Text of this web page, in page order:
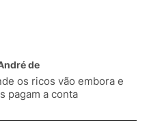
de
os ricos vão embora e
pagam a conta